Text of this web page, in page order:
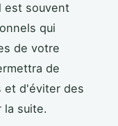
est souvent
qui
de votre
de
et d'éviter des
la suite.